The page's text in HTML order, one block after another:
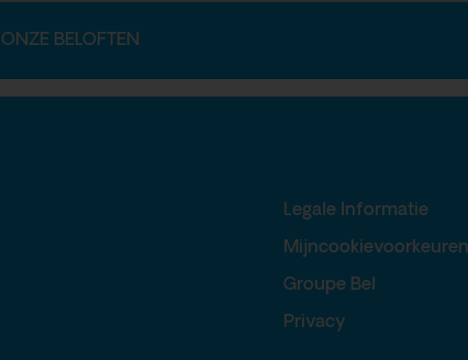
ONZE BELOFTEN
Legale Informatie
Groupe Bel
Privacy